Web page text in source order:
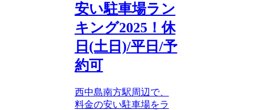
安い駐車場ラン
キング2025！休
日(土日)/平日/予
約可
西中島南方駅周辺で、
料金の安い駐車場をラ